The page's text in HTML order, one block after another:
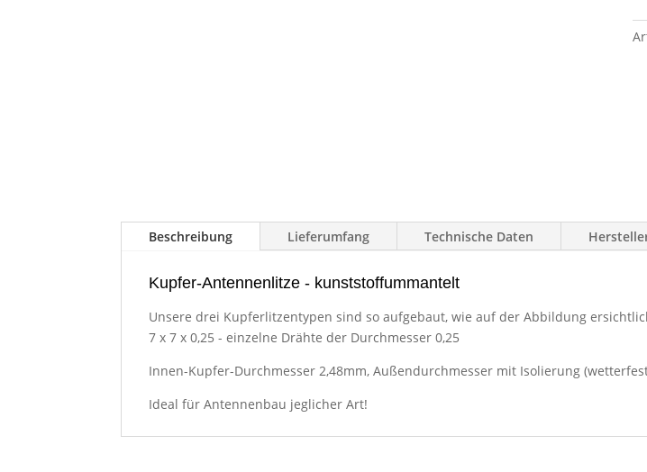
Beschreibung Lieferumfang Technische Daten
Kupfer-Antennenlitze - kunststoffummantelt
Unsere drei Kupferlitzentypen sind so aufgebaut, wie auf der Abbildung
7 x 7 x 0,25 - einzelne Drähte der Durchmesser 0,25
Innen-Kupfer-Durchmesser 2,48mm, Außendurchmesser mit Isolierung
Ideal für Antennenbau jeglicher Art!